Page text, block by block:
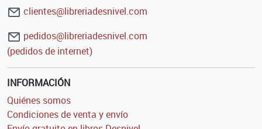
clientes@libreriadesnivel.com
pedidos@libreriadesnivel.com
(pedidos de internet)
INFORMACIÓN
Quiénes somos
Condiciones de venta y envío